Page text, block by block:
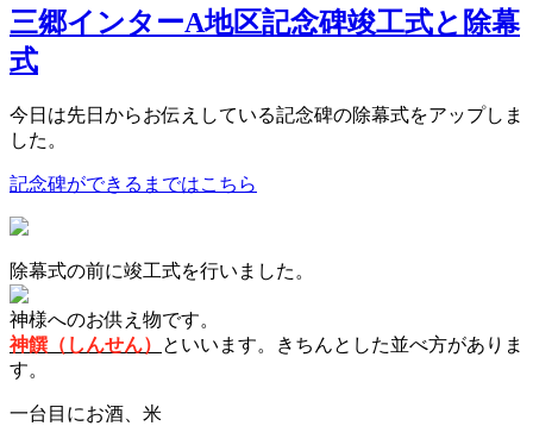
三郷インターA地区記念碑竣工式と除幕
式
今日は先日からお伝えしている記念碑の除幕式をアップしま
した。
記念碑ができるまではこちら
除幕式の前に竣工式を行いました。
神様へのお供え物です。
神饌（しんせん）
といいます。きちんとした並べ方がありま
す。
一台目にお酒、米